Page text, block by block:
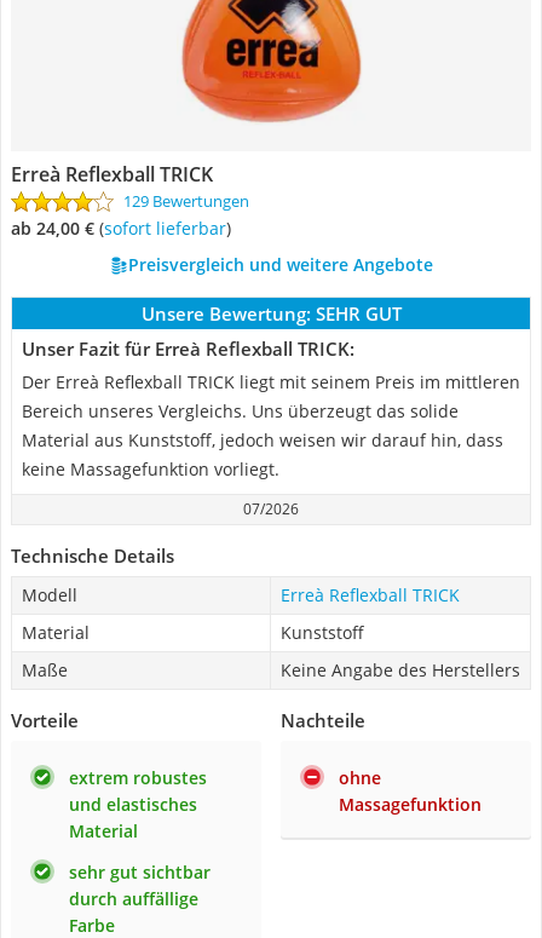
Erreà Reflexball TRICK
129 Bewertungen
ab 24,00 € ( Sofort lieferbar)
Preisvergleich und weitere Angebote
Unsere Bewertung: SEHR GUT
Unser Fazit für Erreà Reflexball TRICK:
Der Erreà Reflexball TRICK liegt mit seinem Preis im mittleren
Bereich unseres Vergleichs. Uns überzeugt das solide
Material aus Kunststoff, jedoch weisen wir darauf hin, dass
keine Massagefunktion vorliegt.
07/2026
Technische Details
Modell
Erreà Reflexball TRICK
Material
Kunststoff
Maße
Keine Angabe des Herstellers
Vorteile
extrem robustes
und elastisches
Material
sehr gut sichtbar
durch auffällige
Farbe
Nachteile
ohne
Massagefunktion